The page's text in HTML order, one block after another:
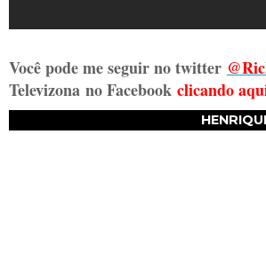
Você pode me seguir no twitter
Televizona no Facebook clicando